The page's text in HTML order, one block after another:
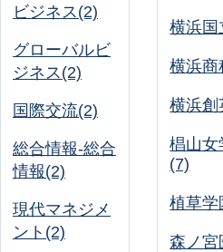
ビジネス(2)
グローバルビ
ジネス(2)
国際交流(2)
総合情報-総合
情報(2)
現代マネジメ
ント(2)
横浜国
横浜商
横浜創
椙山女
(7)
植草学
森ノ宮